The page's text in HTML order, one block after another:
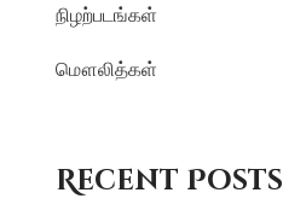
நிழற்படங்கள்
மௌலித்கள்
Recent Posts